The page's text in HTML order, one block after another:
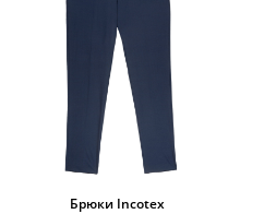
Брюки Incotex